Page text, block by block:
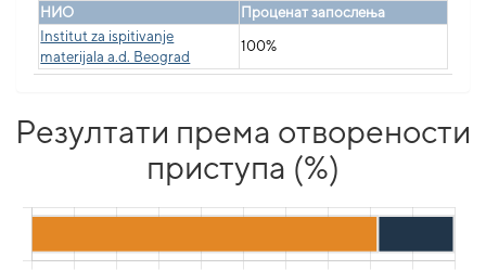
НИО
Проценат запослења
Institut za ispitivanje
materijala a.d. Beograd
100%
Резултати према отворености
приступа (%)